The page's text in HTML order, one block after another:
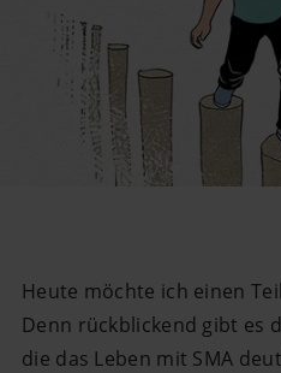
Heute möchte ich einen
Denn rückblickend gibt es
die das Leben mit SMA